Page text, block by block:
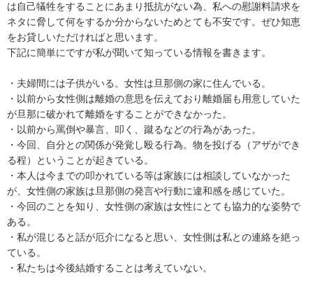
は自己犠牲をすることにあまり抵抗がない為、私への慰謝料請求を
ネタに脅して何をするか分からないためとても不安です。ぜひ知恵
をお貸しいただければと思います。
下記に簡単にですが私が聞いて知っている情報を書きます。
・夫婦間には子供がいる。女性は旦那側の家に住んでいる。
・以前から女性側は離婚の意思を伝えており離婚届も用意していた
が旦那に破かれて離婚をすることができなかった。
・以前から罵倒や暴言、叩く、蹴るなどの行為があった。
・今回、自分との関係が発覚し殴る行為。物を投げる（アザができ
る程）ということが起きている。
・本人は今までの叩かれている等は家族には相談していなかった
が、女性側の家族は旦那側の発言や行動に違和感を感じていた。
・今回のことを知り、女性側の家族は女性にとても協力的な姿勢で
ある。
・私が混じると話が厄介になると思い、女性側は私との連絡を絶っ
ている。
・私たちは今後結婚することは考えていない。